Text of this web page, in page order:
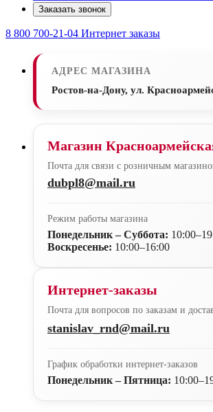
Заказать звонок
8 800 700-21-04 Интернет заказы
АДРЕС МАГАЗИНА
Ростов-на-Дону, ул.
Магазин
Почта для связи с розничным
dubpl8@mail.ru
Режим работы магазина
Понедельник – Суббота:
Воскресенье: 10:00–16:00
Интернет-заказы
Почта для вопросов по заказам и
stanislav_rnd@mail.ru
График обработки интернет-заказов
Понедельник – Пятница: